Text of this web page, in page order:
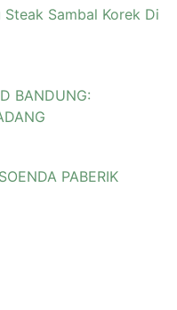
Steak Sambal Korek Di
BANDUNG:
PABERIK